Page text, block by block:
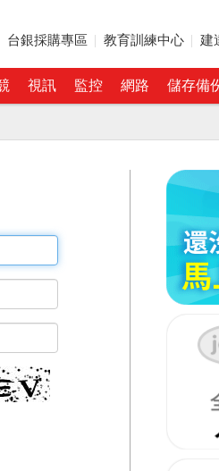
台銀採購專區 教育訓練中心 建
視訊 監控 網路 儲存備